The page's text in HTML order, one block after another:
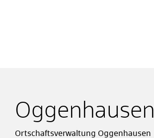
Oggenhausen
Ortschaftsverwaltung Oggenhausen